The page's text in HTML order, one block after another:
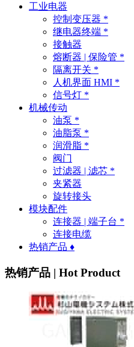
工业电器
控制变压器 *
继电器终端 *
接触器
熔断器 | 保险管 *
隔离开关 *
人机界面 HMI *
信号灯 *
机械传动
油泵 *
油脂泵 *
润滑脂 *
阀门
过滤器 | 滤芯 *
夹紧器
旋转接头
模块配件
连接器 | 端子台 *
连接电缆
热销产品 ♦
热销产品 | Hot Product